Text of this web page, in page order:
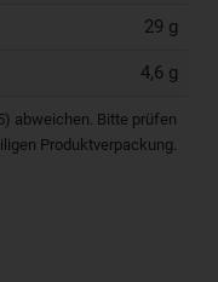
29 g
4,6 g
abweichen. Bitte prüfen
Produktverpackung.